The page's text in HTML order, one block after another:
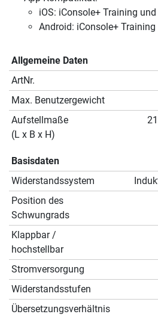
iOS: iConsole+ Training
Android: iConsole+ Training
Allgemeine Daten
ArtNr.
Max. Benutzergewicht
Aufstellmaße
(L x B x H)
Basisdaten
Widerstandssystem
Position des
Schwungrads
Klappbar /
hochstellbar
Stromversorgung
Widerstandsstufen
Übersetzungsverhältnis